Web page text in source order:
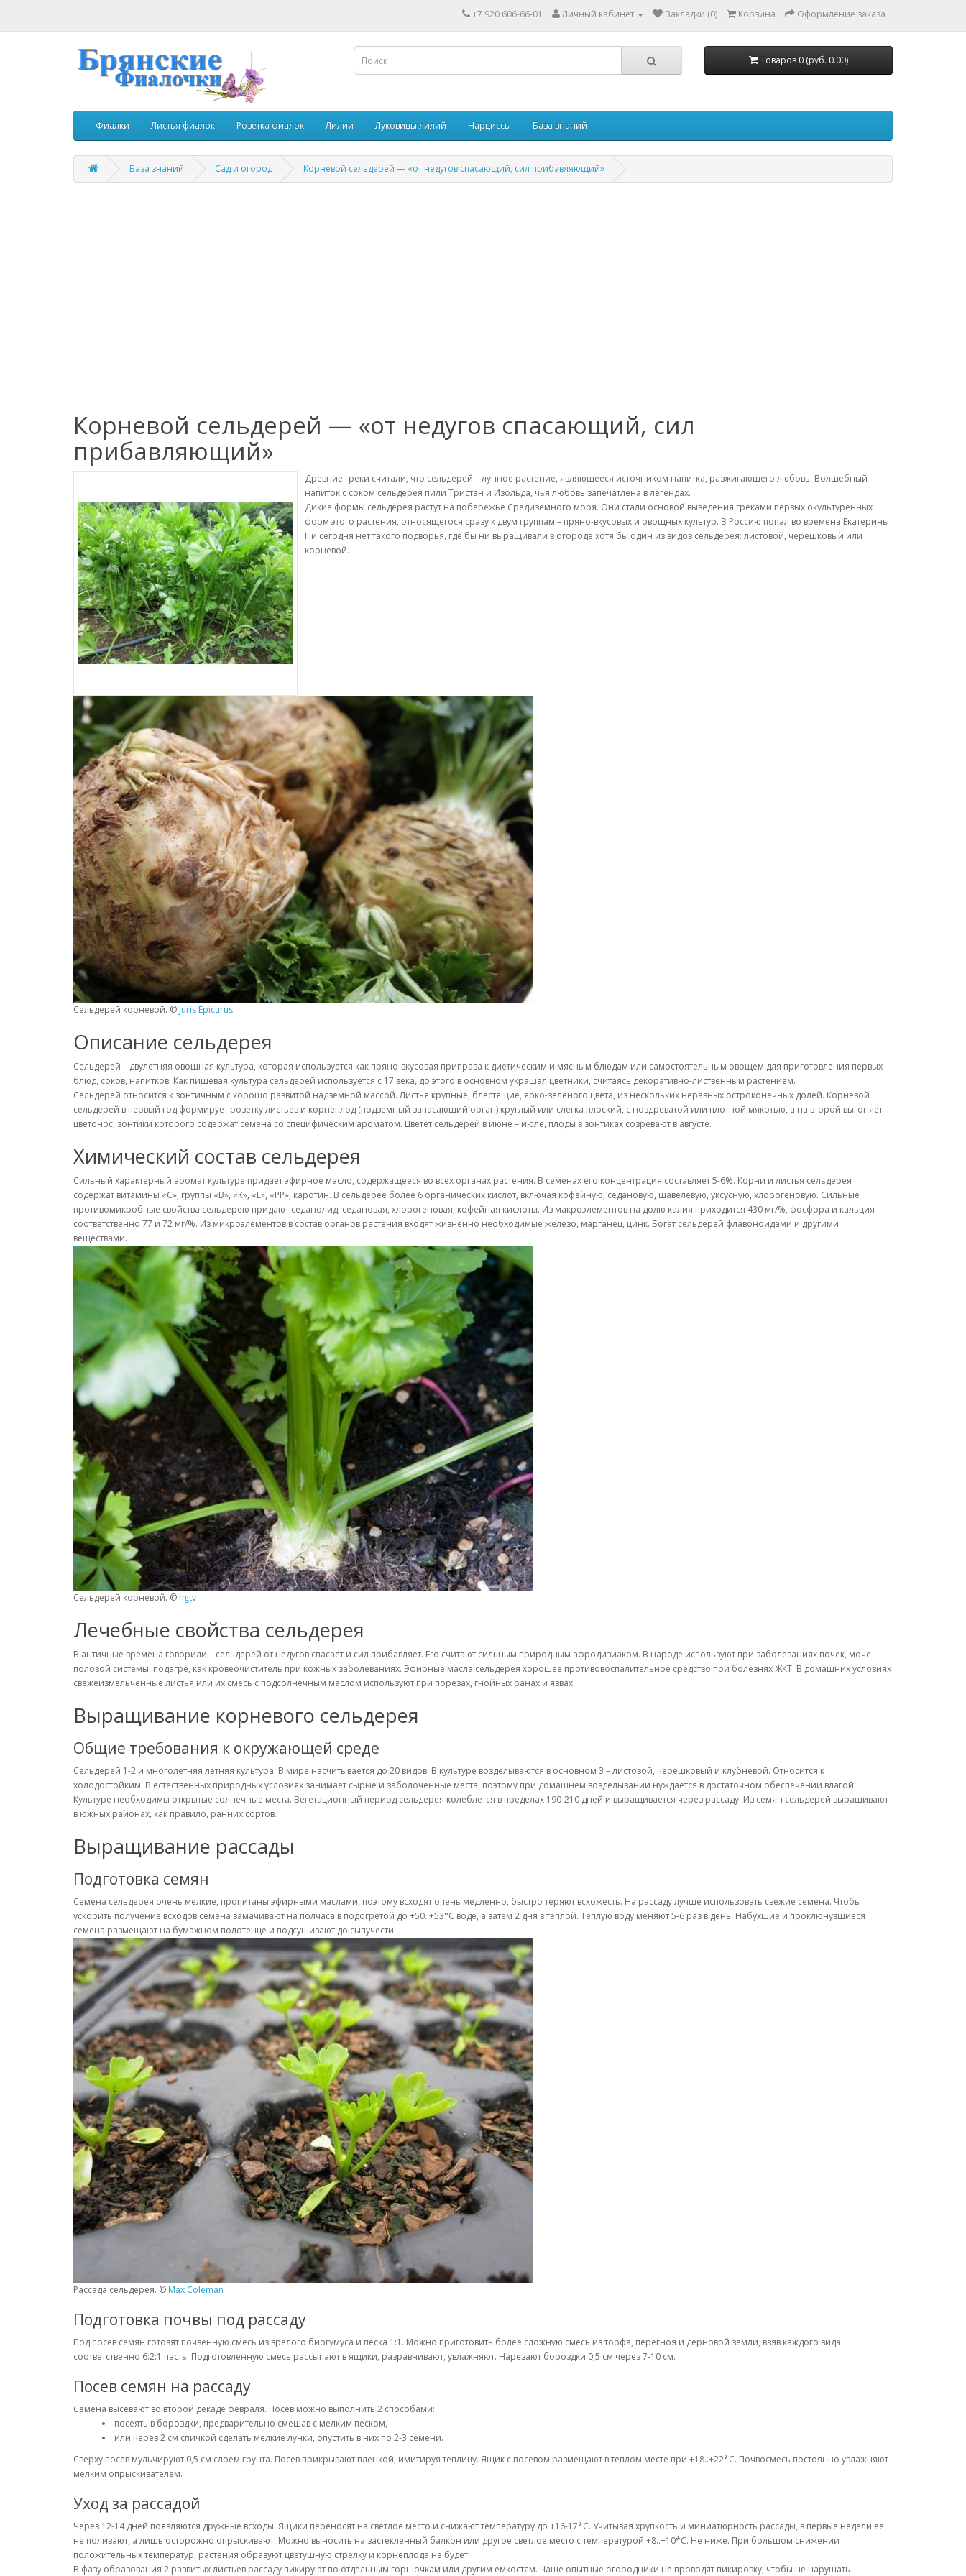
+7 920 606-66-01 Личный кабинет Закладки (0) Корзина Оформление заказа
Товаров 0 (руб. 0.00)
Фиалки Листья фиалок Розетка фиалок Лилии Луковицы лилий Нарциссы База знаний
База знаний Сад и огород Корневой сельдерей — «от недугов спасающий, сил прибавляющий»
Корневой сельдерей — «от недугов спасающий, сил
прибавляющий»
Древние греки считали, что сельдерей – лунное растение, являющееся источником напитка, разжигающего любовь. Волшебный
напиток с соком сельдерея пили Тристан и Изольда, чья любовь запечатлена в легендах.
Дикие формы сельдерея растут на побережье Средиземного моря. Они стали основой выведения греками первых окультуренных
форм этого растения, относящегося сразу к двум группам – пряно-вкусовых и овощных культур. В Россию попал во времена Екатерины
II и сегодня нет такого подворья, где бы ни выращивали в огороде хотя бы один из видов сельдерея: листовой, черешковый или
корневой.
Сельдерей корневой. © Juris Epicurus
Описание сельдерея
Сельдерей – двулетняя овощная культура, которая используется как пряно-вкусовая приправа к диетическим и мясным блюдам или самостоятельным овощем для приготовления первых
блюд, соков, напитков. Как пищевая культура сельдерей используется с 17 века, до этого в основном украшал цветники, считаясь декоративно-лиственным растением.
Сельдерей относится к зонтичным с хорошо развитой надземной массой. Листья крупные, блестящие, ярко-зеленого цвета, из нескольких неравных остроконечных долей. Корневой
сельдерей в первый год формирует розетку листьев и корнеплод (подземный запасающий орган) круглый или слегка плоский, с ноздреватой или плотной мякотью, а на второй выгоняет
цветонос, зонтики которого содержат семена со специфическим ароматом. Цветет сельдерей в июне – июле, плоды в зонтиках созревают в августе.
Химический состав сельдерея
Сильный характерный аромат культуре придает эфирное масло, содержащееся во всех органах растения. В семенах его концентрация составляет 5-6%. Корни и листья сельдерея
содержат витамины «С», группы «В», «К», «Е», «РР», каротин. В сельдерее более 6 органических кислот, включая кофейную, седановую, щавелевую, уксусную, хлорогеновую. Сильные
противомикробные свойства сельдерею придают седанолид, седановая, хлорогеновая, кофейная кислоты. Из макроэлементов на долю калия приходится 430 мг/%, фосфора и кальция
соответственно 77 и 72 мг/%. Из микроэлементов в состав органов растения входят жизненно необходимые железо, марганец, цинк. Богат сельдерей флавоноидами и другими
веществами.
Сельдерей корневой. © hgtv
Лечебные свойства сельдерея
В античные времена говорили – сельдерей от недугов спасает и сил прибавляет. Его считают сильным природным афродизиаком. В народе используют при заболеваниях почек, моче-
половой системы, подагре, как кровеочиститель при кожных заболеваниях. Эфирные масла сельдерея хорошее противовоспалительное средство при болезнях ЖКТ. В домашних условиях
свежеизмельченные листья или их смесь с подсолнечным маслом используют при порезах, гнойных ранах и язвах.
Выращивание корневого сельдерея
Общие требования к окружающей среде
Сельдерей 1-2 и многолетняя летняя культура. В мире насчитывается до 20 видов. В культуре возделываются в основном 3 – листовой, черешковый и клубневой. Относится к
холодостойким. В естественных природных условиях занимает сырые и заболоченные места, поэтому при домашнем возделывании нуждается в достаточном обеспечении влагой.
Культуре необходимы открытые солнечные места. Вегетационный период сельдерея колеблется в пределах 190-210 дней и выращивается через рассаду. Из семян сельдерей выращивают
в южных районах, как правило, ранних сортов.
Выращивание рассады
Подготовка семян
Семена сельдерея очень мелкие, пропитаны эфирными маслами, поэтому всходят очень медленно, быстро теряют всхожесть. На рассаду лучше использовать свежие семена. Чтобы
ускорить получение всходов семена замачивают на полчаса в подогретой до +50..+53°С воде, а затем 2 дня в теплой. Теплую воду меняют 5-6 раз в день. Набухшие и проклюнувшиеся
семена размещают на бумажном полотенце и подсушивают до сыпучести.
Рассада сельдерея. © Max Coleman
Подготовка почвы под рассаду
Под посев семян готовят почвенную смесь из зрелого биогумуса и песка 1:1. Можно приготовить более сложную смесь из торфа, перегноя и дерновой земли, взяв каждого вида
соответственно 6:2:1 часть. Подготовленную смесь рассыпают в ящики, разравнивают, увлажняют. Нарезают бороздки 0,5 см через 7-10 см.
Посев семян на рассаду
Семена высевают во второй декаде февраля. Посев можно выполнить 2 способами:
посеять в бороздки, предварительно смешав с мелким песком,
или через 2 см спичкой сделать мелкие лунки, опустить в них по 2-3 семени.
Сверху посев мульчируют 0,5 см слоем грунта. Посев прикрывают пленкой, имитируя теплицу. Ящик с посевом размещают в теплом месте при +18..+22*С. Почвосмесь постоянно увлажняют
мелким опрыскивателем.
Уход за рассадой
Через 12-14 дней появляются дружные всходы. Ящики переносят на светлое место и снижают температуру до +16-17*С. Учитывая хрупкость и миниатюрность рассады, в первые недели ее
не поливают, а лишь осторожно опрыскивают. Можно выносить на застекленный балкон или другое светлое место с температурой +8..+10*С. Не ниже. При большом снижении
положительных температур, растения образуют цветушную стрелку и корнеплода не будет.
В фазу образования 2 развитых листьев рассаду пикируют по отдельным горшочкам или другим емкостям. Чаще опытные огородники не проводят пикировку, чтобы не нарушать